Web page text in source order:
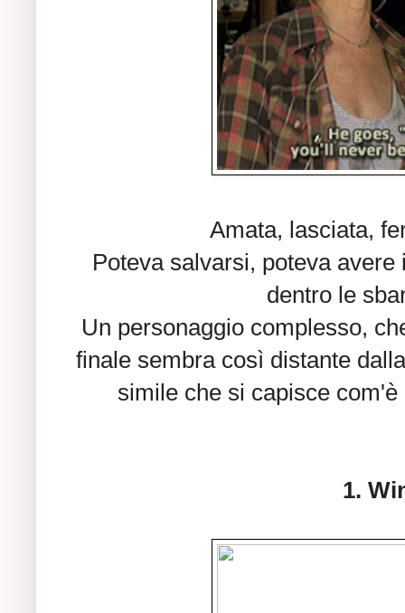
Amata, lasciata,
Poteva salvarsi, poteva
dentro le
Un personaggio complesso,
finale sembra così distante
simile che si capisce
1.